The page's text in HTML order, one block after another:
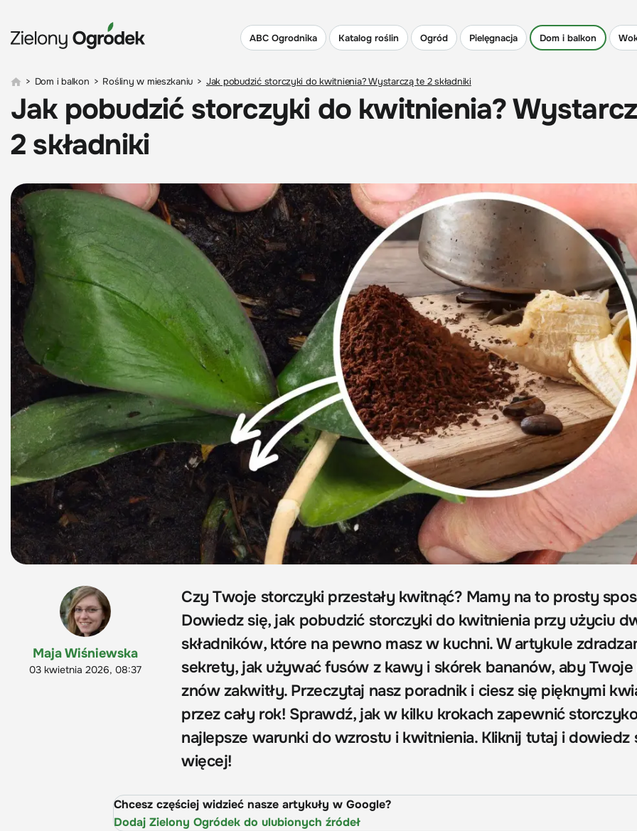
ABC Ogrodnika Katalog roślin Ogród Pielęgnacja Dom i balkon
> Dom i balkon > Rośliny w mieszkaniu > Jak pobudzić storczyki do kwitnienia? Wystarczą te 2 składniki
Jak pobudzić storczyki do kwitnienia?
2 składniki
Maja Wiśniewska
03 kwietnia 2026, 08:37
Czy Twoje storczyki przestały kwitnąć? Mamy na to prosty
Dowiedz się, jak pobudzić storczyki do kwitnienia przy użyciu
składników, które na pewno masz w kuchni. W artykule
sekrety, jak używać fusów z kawy i skórek bananów, aby Twoje
znów zakwitły. Przeczytaj nasz poradnik i ciesz się pięknymi
przez cały rok! Sprawdź, jak w kilku krokach zapewnić
najlepsze warunki do wzrostu i kwitnienia. Kliknij tutaj i dowiedz
więcej!
Chcesz częściej widzieć nasze artykuły w Google?
Dodaj Zielony Ogródek do ulubionych źródeł